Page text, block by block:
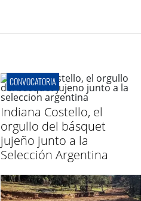
CONVOCATORIA
Indiana Costello, el
orgullo del básquet
jujeño junto a la
Selección Argentina